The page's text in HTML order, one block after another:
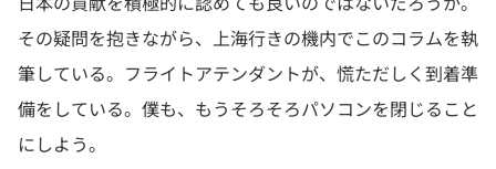
その疑問を抱きながら、上海行きの機内でこのコラムを執
筆している。フライトアテンダントが、慌ただしく到着準
備をしている。僕も、もうそろそろパソコンを閉じること
にしよう。